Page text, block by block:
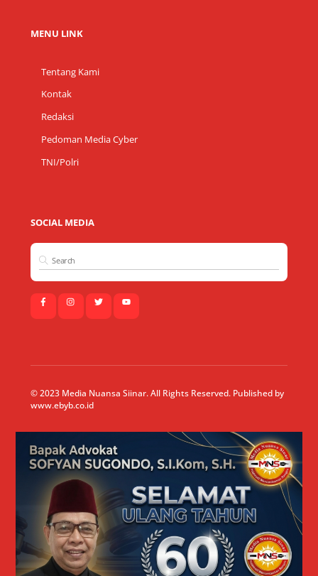
MENU LINK
Tentang Kami
Kontak
Redaksi
Pedoman Media Cyber
TNI/Polri
SOCIAL MEDIA
© 2023 Media Nuansa Siinar. All Rights Reserved. Published by
www.ebyb.co.id